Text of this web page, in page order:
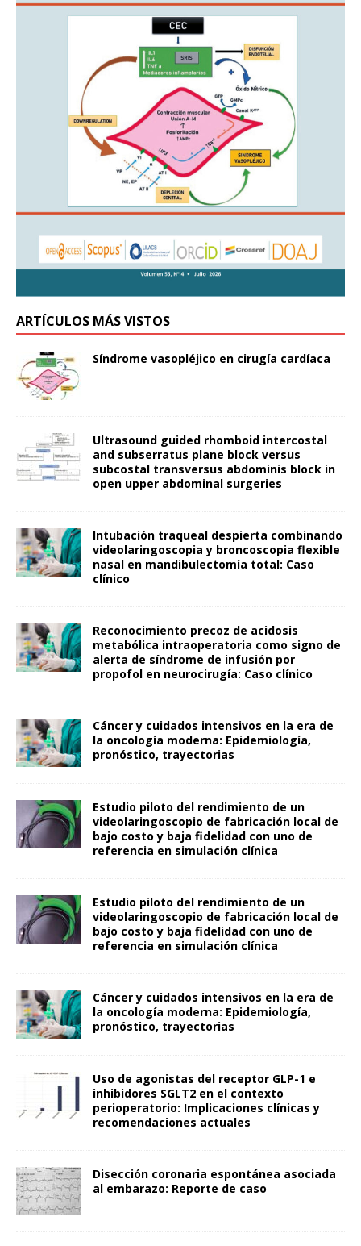
ARTÍCULOS MÁS VISTOS
Síndrome vasopléjico en cirugía cardíaca
Ultrasound guided rhomboid intercostal
and subserratus plane block versus
subcostal transversus abdominis block in
open upper abdominal surgeries
Intubación traqueal despierta combinando
videolaringoscopia y broncoscopia flexible
nasal en mandibulectomía total: Caso
clínico
Reconocimiento precoz de acidosis
metabólica intraoperatoria como signo de
alerta de síndrome de infusión por
propofol en neurocirugía: Caso clínico
Cáncer y cuidados intensivos en la era de
la oncología moderna: Epidemiología,
pronóstico, trayectorias
Estudio piloto del rendimiento de un
videolaringoscopio de fabricación local de
bajo costo y baja fidelidad con uno de
referencia en simulación clínica
Estudio piloto del rendimiento de un
videolaringoscopio de fabricación local de
bajo costo y baja fidelidad con uno de
referencia en simulación clínica
Cáncer y cuidados intensivos en la era de
la oncología moderna: Epidemiología,
pronóstico, trayectorias
Uso de agonistas del receptor GLP-1 e
inhibidores SGLT2 en el contexto
perioperatorio: Implicaciones clínicas y
recomendaciones actuales
Disección coronaria espontánea asociada
al embarazo: Reporte de caso